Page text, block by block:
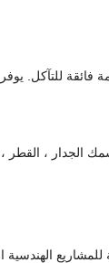
للغاية